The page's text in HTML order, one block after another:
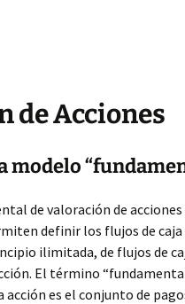
de Acciones
modelo
de valoración de
definir los flujos de
ilimitada, de flujos de
El término
acción es el conjunto de